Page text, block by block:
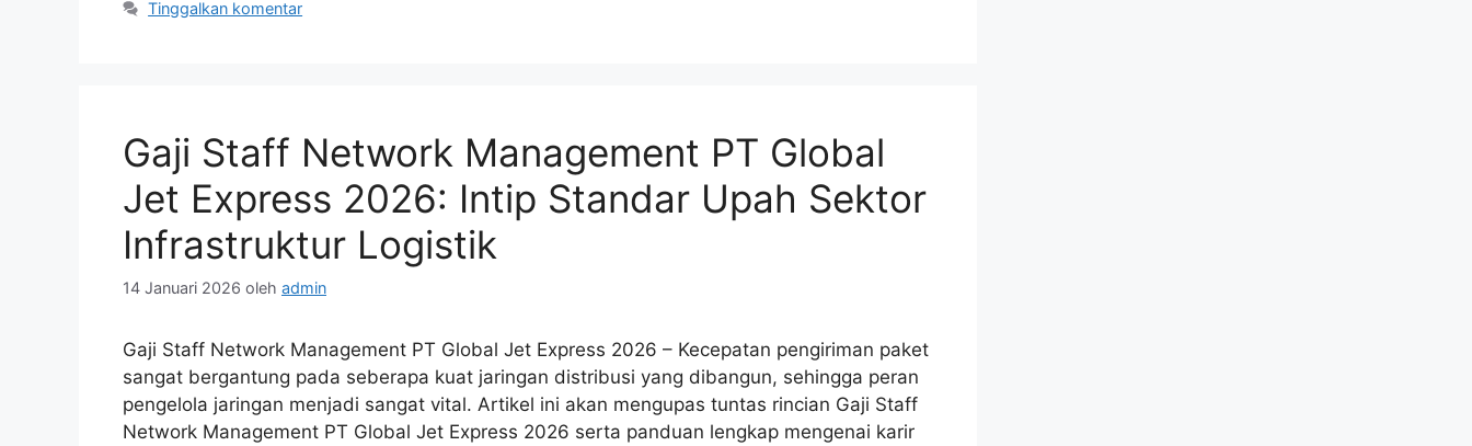
Tinggalkan komentar
Gaji Staff Network Management PT Global
Jet Express 2026: Intip Standar Upah Sektor
Infrastruktur Logistik
14 Januari 2026 oleh admin
Gaji Staff Network Management PT Global Jet Express 2026 – Kecepatan pengiriman paket
sangat bergantung pada seberapa kuat jaringan distribusi yang dibangun, sehingga peran
pengelola jaringan menjadi sangat vital. Artikel ini akan mengupas tuntas rincian Gaji Staff
Network Management PT Global Jet Express 2026 serta panduan lengkap mengenai karir